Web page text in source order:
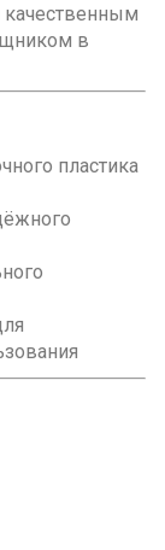
качественным
в
пластика